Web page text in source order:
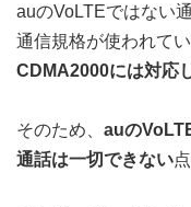
auのVoLTEではない
通信規格が使われてい
CDMA2000には対応
そのため、 auの
通話は一切できない